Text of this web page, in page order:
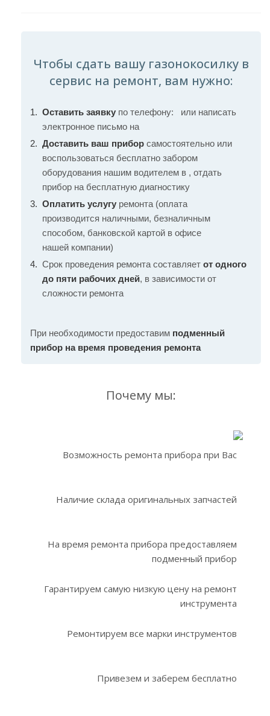
Чтобы сдать вашу газонокосилку в
сервис на ремонт, вам нужно:
Оставить заявку по телефону:
или написать
электронное письмо на
Доставить ваш прибор самостоятельно или
воспользоваться бесплатно забором
оборудования нашим водителем в , отдать
прибор на бесплатную диагностику
Оплатить услугу ремонта (оплата
производится наличными, безналичным
способом, банковской картой в офисе
нашей компании)
Срок проведения ремонта составляет от одного
до пяти рабочих дней, в зависимости от
сложности ремонта
При необходимости предоставим подменный
прибор на время проведения ремонта
Почему мы:
Возможность ремонта прибора при Вас
Наличие склада оригинальных запчастей
На время ремонта прибора предоставляем
подменный прибор
Гарантируем самую низкую цену на ремонт
инструмента
Ремонтируем все марки инструментов
Привезем и заберем бесплатно